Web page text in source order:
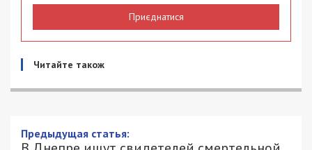
Приєднатися
Читайте також
Предыдущая статья: